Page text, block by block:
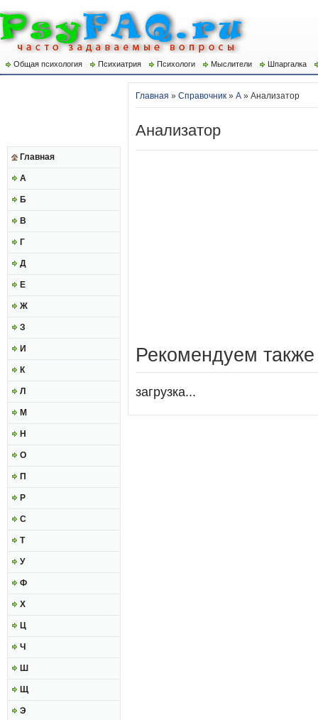
Общая психология Психиатрия Психологи Мыслители Шпаргалка
Главная
А
Б
В
Г
Д
Е
Ж
З
И
К
Л
М
Н
О
П
Р
С
Т
У
Ф
Х
Ц
Ч
Ш
Щ
Э
Главная » Справочник » А » Анализатор
Анализатор
Рекомендуем
загрузка...